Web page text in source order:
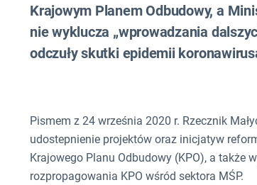
Krajowym Planem Odbudowy, a
nie wyklucza „wprowadzania
odczuły skutki epidemii
Pismem z 24 września 2020 r. Rzecznik
udostepnienie projektów oraz inicjatyw
Krajowego Planu Odbudowy (KPO), a także
rozpropagowania KPO wśród sektora MŚP.